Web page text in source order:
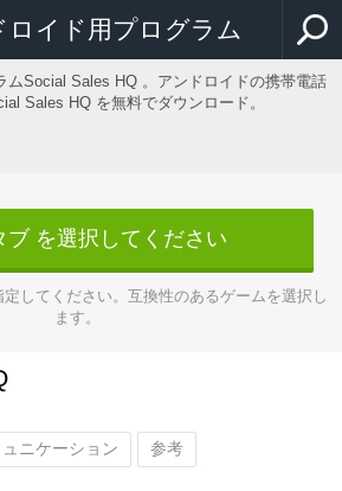
ロイド用プログラム
ムSocial Sales HQ 。アンドロイドの携帯電話
Sales HQ を無料でダウンロード。
ブ を選択してください
してください。互換性のあるゲームを選択し
ます。
ニケーション 参考